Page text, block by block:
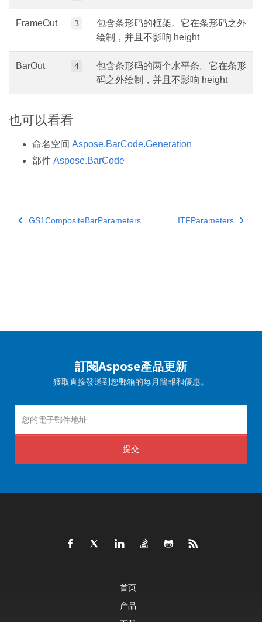
FrameOut 3
包含条形码的框架。它在条形码之外
绘制，并且不影响 height
BarOut 4
包含条形码的两个水平条。它在条形
码之外绘制，并且不影响 height
也可以看看
命名空间 Aspose.BarCode.Generation
部件 Aspose.BarCode
GS1CompositeBarParameters ITFParameters
訂閱Aspose產品更新
獲取直接發送到您郵箱的每月簡報和優惠。
提交
首页
产品